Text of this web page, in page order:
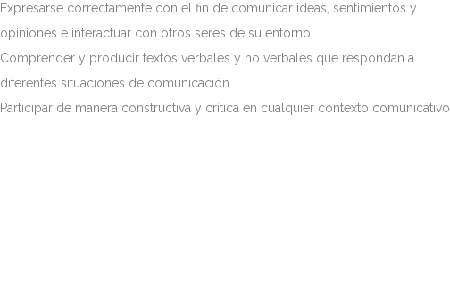
Expresarse correctamente con el fin de comunicar ideas, sentimientos y
opiniones e interactuar con otros seres de su entorno.
Comprender y producir textos verbales y no verbales que respondan a
diferentes situaciones de comunicación.
Participar de manera constructiva y crítica en cualquier contexto comunicativo.